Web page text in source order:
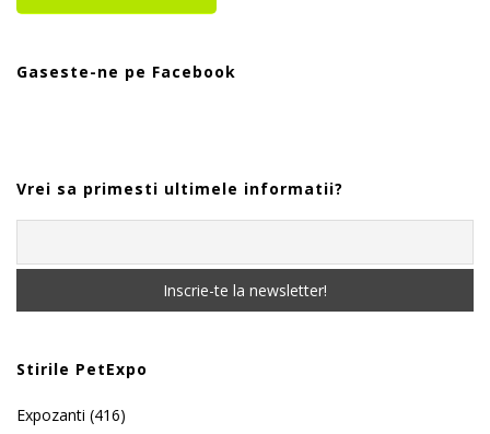
Gaseste-ne pe Facebook
Vrei sa primesti ultimele informatii?
Stirile PetExpo
Expozanti (416)